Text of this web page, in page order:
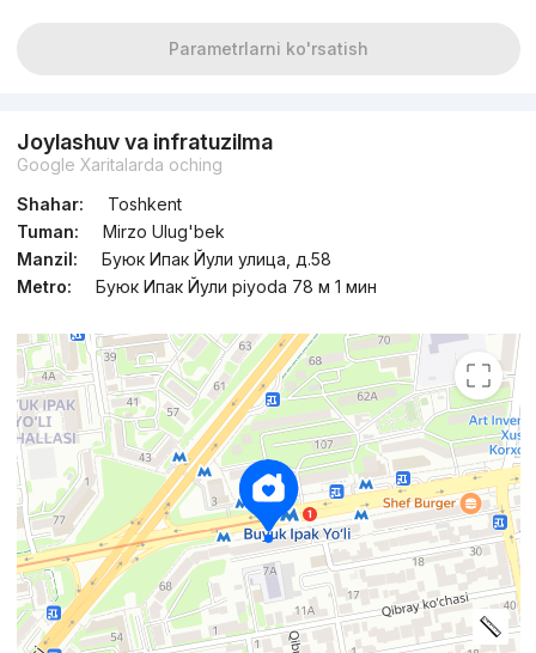
Parametrlarni ko'rsatish
Joylashuv va infratuzilma
Google Xaritalarda oching
Shahar:
Toshkent
Tuman:
Mirzo Ulug'bek
Manzil:
Буюк Ипак Йули улица, д.58
Metro:
Буюк Ипак Йули piyoda 78 м 1 мин